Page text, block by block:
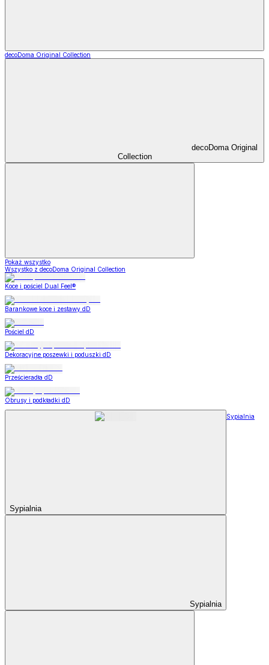
decoDoma Original Collection
decoDoma Original
Collection
Pokaż wszystko
Wszystko z decoDoma Original Collection
Koce i pościel Dual Feel®
Barankowe koce i zestawy dD
Pościel dD
Dekoracyjne poszewki i poduszki dD
Prześcieradła dD
Obrusy i podkładki dD
Sypialnia
Sypialnia
Sypialnia